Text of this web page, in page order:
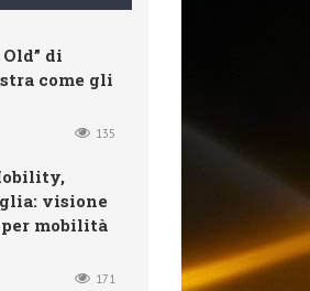
di
come gli
135
visione
mobilità
171